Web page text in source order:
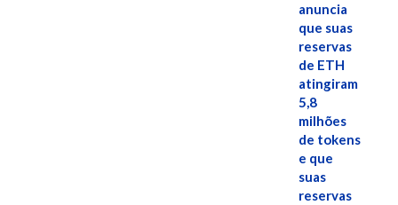
anuncia
que suas
reservas
de ETH
atingiram
5,8
milhões
de tokens
e que
suas
reservas